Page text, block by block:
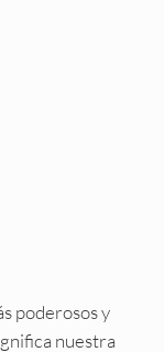
poderosos y
nuestra